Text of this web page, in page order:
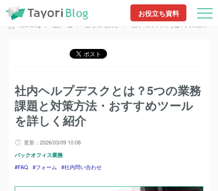
お役立ち資料
TayoriBlog 記事一覧
社内ヘルプデスクとは？5つの業務課題と対策
方法・おすすめツールを詳しく紹介
TayoriBlog 記事一覧 フォーム
社内ヘルプデスクとは？5つの業務課題と
対策方法・おすすめツールを詳しく紹介
TayoriBlog 記事一覧 社内問い合わせ
社内ヘルプデスクとは？5つの業務
社内ヘルプデスクとは？5つの業務
課題と対策方法・おすすめツール
を詳しく紹介
更新：2026/03/09 10:08
バックオフィス業務
FAQ フォーム 社内問い合わせ